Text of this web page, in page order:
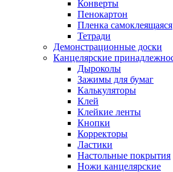
Конверты
Пенокартон
Пленка самоклеящаяся
Тетради
Демонстрационные доски
Канцелярские
Дыроколы
Зажимы для бумаг
Калькуляторы
Клей
Клейкие ленты
Кнопки
Корректоры
Ластики
Настольные покрытия
Ножи канцелярские